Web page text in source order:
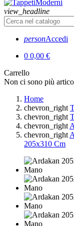
view_headline
personAccedi
0 0,00 €
Carrello
Non ci sono più
Home
chevron_right
chevron_right
chevron_right
chevron_right
205x310 Cm